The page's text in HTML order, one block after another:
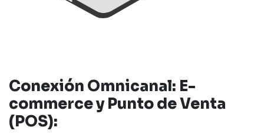
Conexión Omnicanal: E-
commerce y Punto de Venta
(POS):